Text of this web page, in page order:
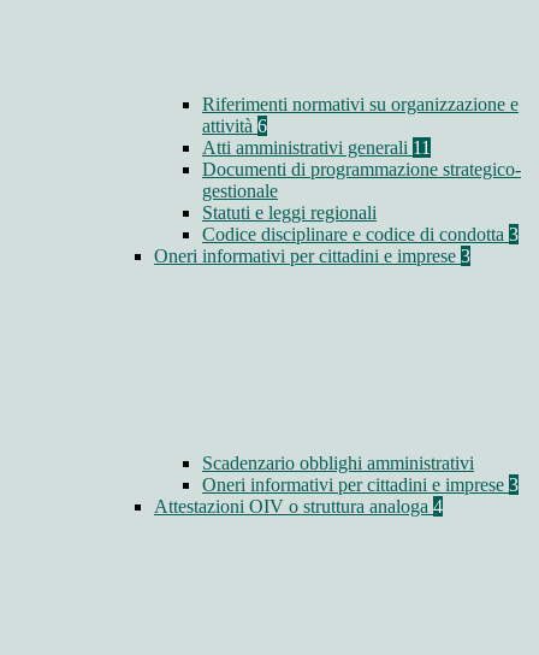
Riferimenti normativi su organizzazione e
attività 6
Atti amministrativi generali 11
Documenti di programmazione strategico-
gestionale
Statuti e leggi regionali
Codice disciplinare e codice di condotta 3
Oneri informativi per cittadini e imprese 3
Scadenzario obblighi amministrativi
Oneri informativi per cittadini e imprese 3
Attestazioni OIV o struttura analoga 4